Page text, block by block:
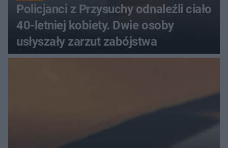
Policjanci z Przysuchy odnaleźli ciało
40-letniej kobiety. Dwie osoby
usłyszały zarzut zabójstwa